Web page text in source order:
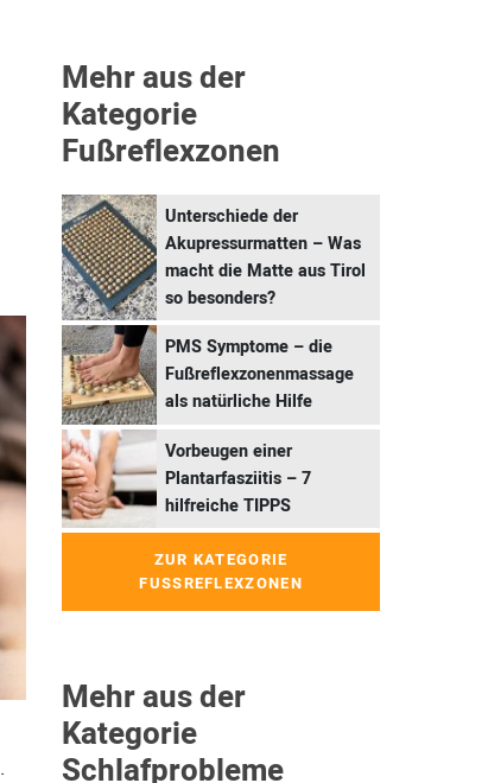
.
Mehr aus der
Kategorie
Fußreflexzonen
Unterschiede der
Akupressurmatten – Was
macht die Matte aus Tirol
so besonders?
PMS Symptome – die
Fußreflexzonenmassage
als natürliche Hilfe
Vorbeugen einer
Plantarfasziitis – 7
hilfreiche TIPPS
ZUR KATEGORIE
FUSSREFLEXZONEN
Mehr aus der
Kategorie
Schlafprobleme